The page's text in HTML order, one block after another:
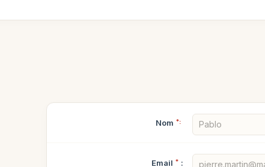
Nom *:
Email * :